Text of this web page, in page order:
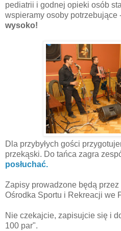
pediatrii i godnej opieki osób
wspieramy osoby potrzebujące
wysoko!
Dla przybyłych gości
przekąski. Do tańca zagra
posłuchać.
Zapisy prowadzone będą
Ośrodka Sportu i Rekreacji we
Nie czekajcie, zapisujcie się i
100 par".